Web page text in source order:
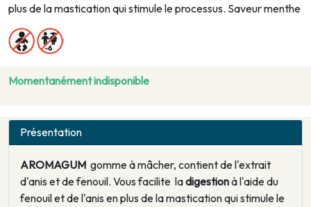
plus de la mastication qui stimule le processus. Saveur menthe
Momentanément indisponible
Présentation
AROMAGUM gomme à mâcher, contient de l'extrait
d'anis et de fenouil. Vous facilite ladigestionà l'aide du
fenouil et de l'anis en plus de la mastication qui stimule le